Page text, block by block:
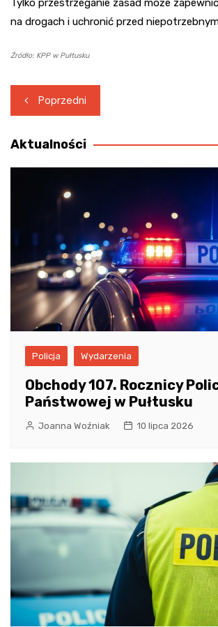
Tylko przestrzeganie zasad może
na drogach i uchronić przed
Źródło: KPP w Pułtusku
Nawigacja
wpisu
Poprzedni
Aktualności
Policja Wydarzenia
Obchody 107. Rocznicy
Państwowej w Pułtusku
Joanna Woźniak 10 lipca 2026